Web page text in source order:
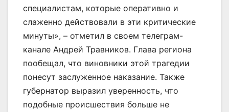
специалистам, которые оперативно и
слаженно действовали в эти критические
минуты», – отметил в своем телеграм-
канале Андрей Травников. Глава региона
пообещал, что виновники этой трагедии
понесут заслуженное наказание. Также
губернатор выразил уверенность, что
подобные происшествия больше не